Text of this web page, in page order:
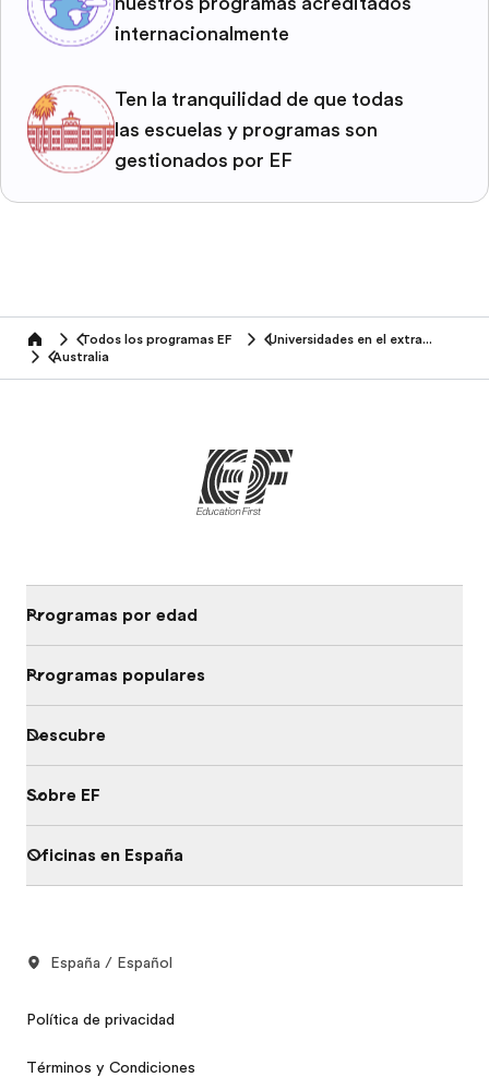
internacionalmente
Ten la tranquilidad de que todas
las escuelas y programas son
gestionados por EF
home Todos los programas EF
Universidades en el extranjero
Australia
Programas por edad
Programas populares
Descubre
Sobre EF
Oficinas en España
España / Español
Política de privacidad
Términos y Condiciones